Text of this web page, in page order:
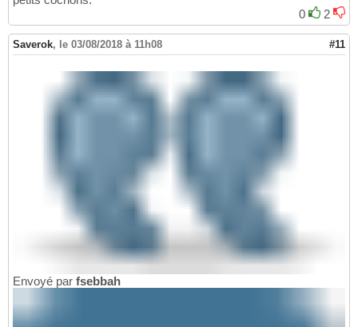
0
2
Saverok, le 03/08/2018 à 11h08 #11
Envoyé par fsebbah